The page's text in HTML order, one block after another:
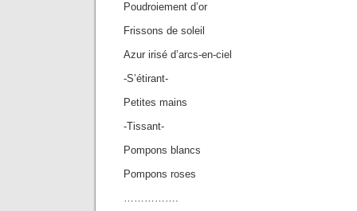
Poudroiement d’or
Frissons de soleil
Azur irisé d’arcs-en-ciel
-S’étirant-
Petites mains
-Tissant-
Pompons blancs
Pompons roses
…………….